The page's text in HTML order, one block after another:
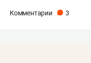
Комментарии 3